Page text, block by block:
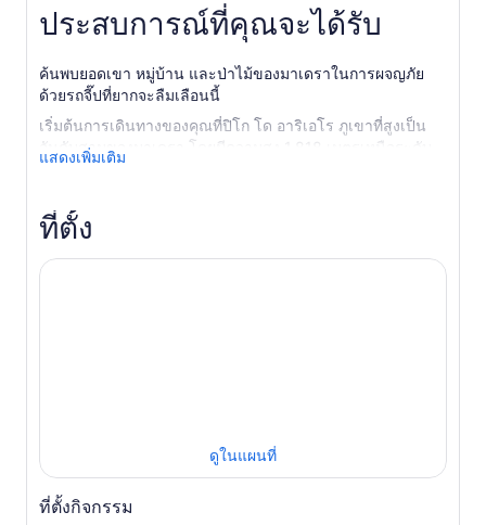
ประสบการณ์ที่คุณจะได้รับ
ค้นพบยอดเขา หมู่บ้าน และป่าไม้ของมาเดราในการผจญภัย
ด้วยรถจี๊ปที่ยากจะลืมเลือนนี้
เริ่มต้นการเดินทางของคุณที่ปิโก โด อาริเอโร ภูเขาที่สูงเป็น
อันดับสามของมาเดรา โดยมีความสูง 1,818 เมตรเหนือระดับ
น้ำทะเล จากยอดเขา คุณจะได้ตื่นตาตื่นใจกับทัศนียภาพอัน
คุณจะได้เห็นทะเลหมอกที่ทอดยาวสุดลูกหูลูกตาไปจนสุดขอบ
ฟ้า
ถัดไป เยี่ยมชมหมู่บ้านซานโต ดา เซร์รา ซึ่งเป็นหมู่บ้านดั้งเดิม
แนวชายฝั่งอันงดงามล้อมรอบด้วยภูเขาสูงตระหง่าน ทิวทัศน์ที่
นี่เป็นเหมือนสวรรค์ของช่างภาพ
สุดท้ายนี้ อย่าลืมไปเที่ยวชมเมืองมาชีโก เมืองประวัติศาสตร์ที่ผู้
แสดงเพิ่มเติม
ที่ตั้ง
ดูในแผนที่
ที่ตั้งกิจกรรม